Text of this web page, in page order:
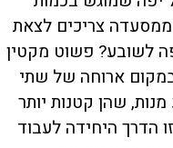
ממסעדה צריכים לצאת
לשובע? פשוט מקטין
ארוחה של שתי
שהן קטנות יותר
הדרך היחידה לעבוד